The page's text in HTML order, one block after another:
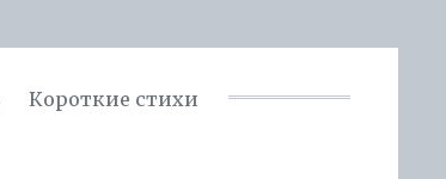
Короткие стихи